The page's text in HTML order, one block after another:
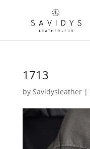
1713
by Savidysleather|